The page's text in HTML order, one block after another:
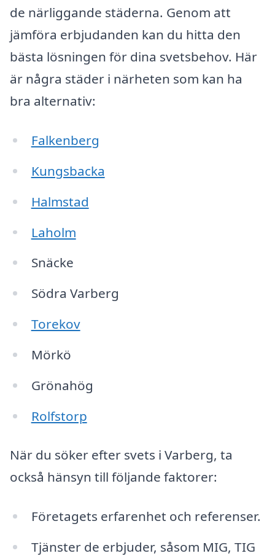
de närliggande städerna. Genom att
jämföra erbjudanden kan du hitta den
bästa lösningen för dina svetsbehov. Här
är några städer i närheten som kan ha
bra alternativ:
Falkenberg
Kungsbacka
Halmstad
Laholm
Snäcke
Södra Varberg
Torekov
Mörkö
Grönahög
Rolfstorp
När du söker efter svets i Varberg, ta
också hänsyn till följande faktorer:
Företagets erfarenhet och referenser.
Tjänster de erbjuder, såsom MIG, TIG